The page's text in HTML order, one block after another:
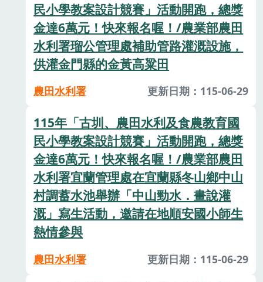
民小學教案設計競賽」活動開跑，總獎
金達6萬元！快來報名喔！/農業部農田
水利署瑠公管理處補助管路灌溉設施，
供灌金門縣的金黃高粱田
農田水利署 更新日期：115-06-29
115年「古圳、農田水利及食農教育國
民小學教案設計競賽」活動開跑，總獎
金達6萬元！快來報名喔！/農業部農田
水利署宜蘭管理處在宜蘭縣冬山鄉中山
村調蓄水池舉辦「中山勁水．畫說灌
溉」寫生活動，邀請在地順安國小師生
熱情參與
農田水利署 更新日期：115-06-29